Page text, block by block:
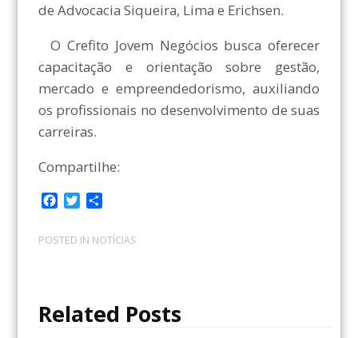
de Advocacia Siqueira, Lima e Erichsen.
O Crefito Jovem Negócios busca oferecer
capacitação e orientação sobre gestão,
mercado e empreendedorismo, auxiliando
os profissionais no desenvolvimento de suas
carreiras.
Compartilhe:
c
e
k
i
t
m
p
i
POSTED IN NOTÍCIAS
Related Posts